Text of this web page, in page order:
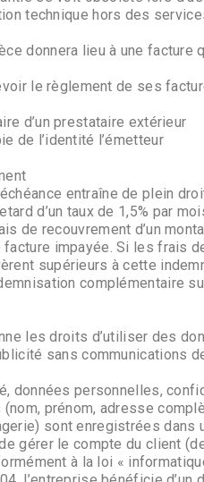
technique hors des
donnera lieu à une facture
le règlement de ses
d’un prestataire extérieur
de l’identité l’émetteur
entraîne de plein
d’un taux de 1,5% par
de recouvrement d’un
facture impayée. Si les frais
supérieurs à cette
complémentaire
les droits d’utiliser des
sans communications
données personnelles,
prénom, adresse
sont enregistrées dans
gérer le compte du client
à la loi «